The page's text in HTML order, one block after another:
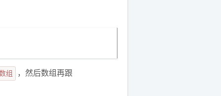
组 ，然后数组再跟